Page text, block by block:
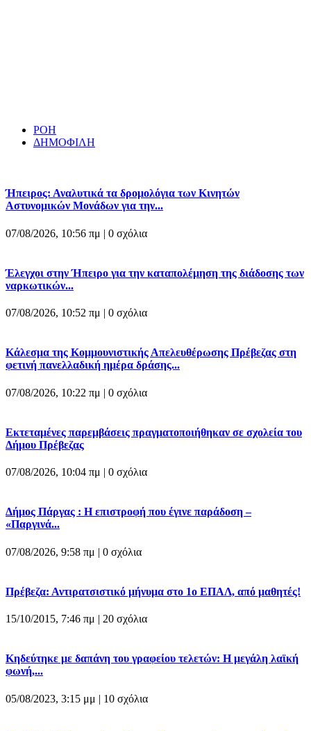
ΡΟΗ
ΔΗΜΟΦΙΛΗ
Ήπειρος: Αναλυτικά τα δρομολόγια των Κινητών
Αστυνομικών Μονάδων για την...
07/08/2026, 10:56 πμ | 0 σχόλια
Έλεγχοι στην Ήπειρο για την καταπολέμηση της διάδοσης των
ναρκωτικών...
07/08/2026, 10:52 πμ | 0 σχόλια
Κάλεσμα της Κομμουνιστικής Απελευθέρωσης Πρέβεζας στη
φετινή πανελλαδική ημέρα δράσης...
07/08/2026, 10:22 πμ | 0 σχόλια
Εκτεταμένες παρεμβάσεις πραγματοποιήθηκαν σε σχολεία του
Δήμου Πρέβεζας
07/08/2026, 10:04 πμ | 0 σχόλια
Δήμος Πάργας : Η επιστροφή που έγινε παράδοση –
«Παργινά...
07/08/2026, 9:58 πμ | 0 σχόλια
Πρέβεζα: Αντιρατσιστικό μήνυμα στο 1ο ΕΠΑΛ, από μαθητές!
15/10/2015, 7:46 πμ | 20 σχόλια
Κηδεύτηκε με δαπάνη του γραφείου τελετών: Η μεγάλη λαϊκή
φωνή,...
05/08/2023, 3:15 μμ | 10 σχόλια